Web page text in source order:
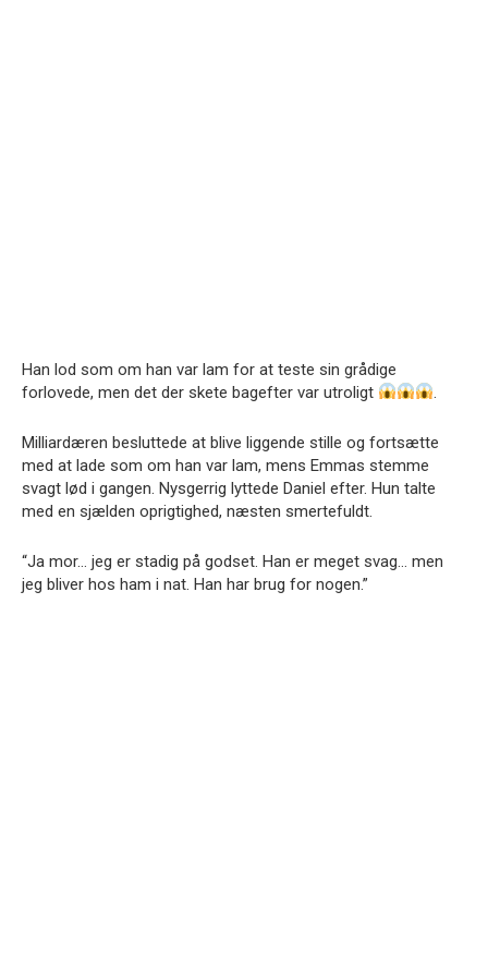
Han lod som om han var lam for at teste sin grådige
forlovede, men det der skete bagefter var utroligt
Milliardæren besluttede at blive liggende stille og fortsætte
med at lade som om han var lam, mens Emmas stemme
svagt lød i gangen. Nysgerrig lyttede Daniel efter. Hun talte
med en sjælden oprigtighed, næsten smertefuldt.
“Ja mor… jeg er stadig på godset. Han er meget svag… men
jeg bliver hos ham i nat. Han har brug for nogen.”